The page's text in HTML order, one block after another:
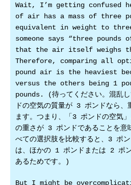
Wait, I’m getting confused
of air has a mass of three
equivalent in weight to three
someone says “three pounds
that the air itself weighs
Therefore, comparing all
pound air is the heaviest
versus the others being 1
pounds. (待ってください。混乱
ドの空気の質量が 3 ポンドなら
ます。つまり、「3 ポンドの空気
の重さが 3 ポンドであることを意
べての選択肢を比較すると、3 ポ
は、ほかの 1 ポンドまたは 2 ポ
あるためです。)
But I might be